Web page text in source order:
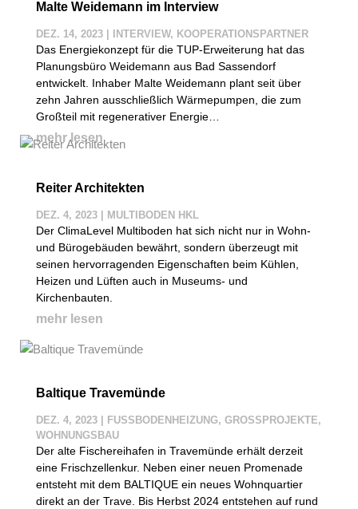
Malte Weidemann im Interview
DEZ. 14, 2023| INTERVIEW, KOOPERATIONSPARTNER
Das Energiekonzept für die TUP-Erweiterung hat das
Planungsbüro Weidemann aus Bad Sassendorf
entwickelt. Inhaber Malte Weidemann plant seit über
zehn Jahren ausschließlich Wärmepumpen, die zum
Großteil mit regenerativer Energie…
mehr lesen
Reiter Architekten
DEZ. 4, 2023| MULTIBODEN HKL
Der ClimaLevel Multiboden hat sich nicht nur in Wohn-
und Bürogebäuden bewährt, sondern überzeugt mit
seinen hervorragenden Eigenschaften beim Kühlen,
Heizen und Lüften auch in Museums- und
Kirchenbauten.
mehr lesen
Baltique Travemünde
DEZ. 4, 2023| FUSSBODENHEIZUNG , GROSSPROJEKTE
,
WOHNUNGSBAU
Der alte Fischereihafen in Travemünde erhält derzeit
eine Frischzellenkur. Neben einer neuen Promenade
entsteht mit dem BALTIQUE ein neues Wohnquartier
direkt an der Trave. Bis Herbst 2024 entstehen auf rund